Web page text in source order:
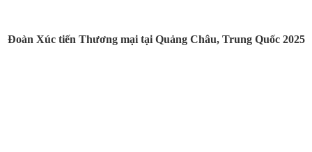
Đoàn Xúc tiến Thương mại tại Quảng Châu, Trung Quốc 2025